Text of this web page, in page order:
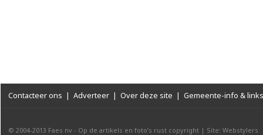
Contacteer ons | Adverteer | Over deze site | Gemeente-info & links
© 2004-2013 Faes nv - Op de artikels en foto’s rust copyright | Site: Webstylers